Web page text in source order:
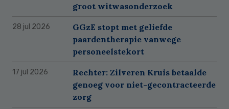
groot witwasonderzoek
28 jul 2026
GGzE stopt met geliefde
paardentherapie vanwege
personeelstekort
17 jul 2026
Rechter: Zilveren Kruis betaalde
genoeg voor niet-gecontracteerde
zorg